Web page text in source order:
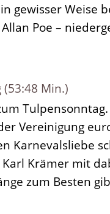
gewisser Weise
Poe –
Min.)
Vereinigung
Karnevalsliebe
Krämer mit
zum Besten